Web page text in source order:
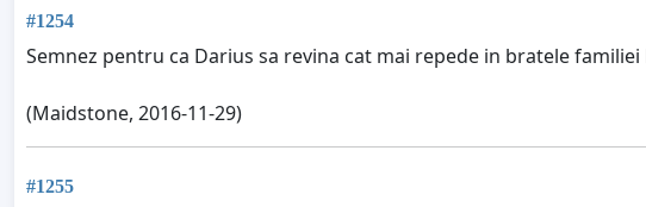
#1254
Semnez pentru ca Darius sa revina cat mai repede in bratele familiei
(Maidstone, 2016-11-29)
#1255